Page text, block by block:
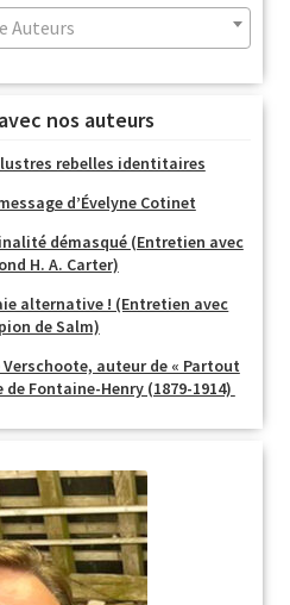
Auteurs
nos auteurs
rebelles identitaires
d’Évelyne Cotinet
démasqué (Entretien avec
H. A. Carter)
alternative ! (Entretien avec
de Salm)
auteur de « Partout
de Fontaine-Henry (1879-1914)